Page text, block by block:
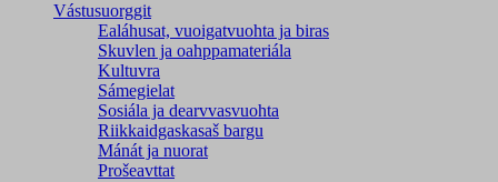
Vástusuorggit
Ealáhusat, vuoigatvuohta ja biras
Skuvlen ja oahppamateriála
Kultuvra
Sámegielat
Sosiála ja dearvvasvuohta
Riikkaidgaskasaš bargu
Mánát ja nuorat
Prošeavttat